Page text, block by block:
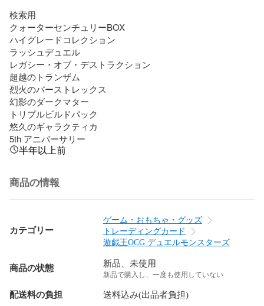
検索用
クォーターセンチュリーBOX
ハイグレードコレクション
ラッシュデュエル
レガシー・オブ・デストラクション
超越のトランザム
烈火のバーストレックス
幻影のダークマター
トリプルビルドパック
悠久のギャラクティカ
5th アニバーサリー
半年以上前
商品の情報
カテゴリー
ゲーム・おもちゃ・グッズ
トレーディングカード
遊戯王OCG デュエルモンスターズ
商品の状態 新品、未使用
新品で購入し、一度も使用していない
配送料の負担 送料込み(出品者負担)